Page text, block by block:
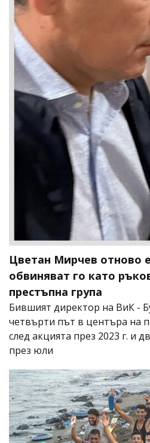
Цветан Мирчев отново
обвиняват го като
престъпна група
Бившият директор на ВиК -
четвърти път в центъра на
след акцията през 2023 г. и
през юли